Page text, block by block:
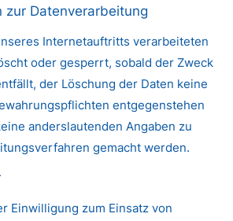
zur Datenverarbeitung
Internetauftritts verarbeiteten
oder gesperrt, sobald der Zweck
der Löschung der Daten keine
entgegenstehen
anderslautenden Angaben zu
gemacht werden.
Einwilligung zum Einsatz von